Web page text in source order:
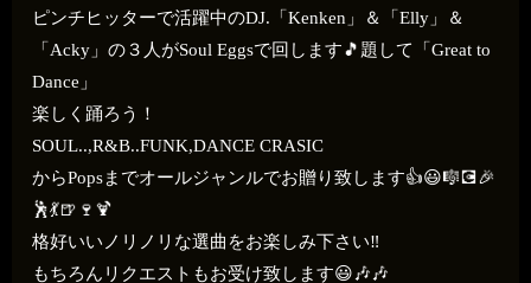
ピンチヒッターで活躍中のDJ.「Kenken」＆「Elly」＆
「Acky」の３人がSoul Eggsで回します🎵題して「Great to
Dance」
楽しく踊ろう！
SOUL..,R&B..FUNK,DANCE CRASIC
からPopsまでオールジャンルでお贈り致します👍😃🎼💽🎉
🕺💃🍺🍷🍹
格好いいノリノリな選曲をお楽しみ下さい‼️
もちろんリクエストもお受け致します😃🎶🎶